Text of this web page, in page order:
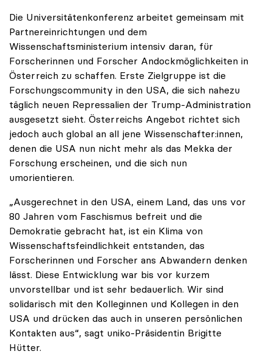
Die Universitätenkonferenz arbeitet gemeinsam mit
Partnereinrichtungen und dem
Wissenschaftsministerium intensiv daran, für
Forscherinnen und Forscher Andockmöglichkeiten in
Österreich zu schaffen. Erste Zielgruppe ist die
Forschungscommunity in den USA, die sich nahezu
täglich neuen Repressalien der Trump-Administration
ausgesetzt sieht. Österreichs Angebot richtet sich
jedoch auch global an all jene Wissenschafter:innen,
denen die USA nun nicht mehr als das Mekka der
Forschung erscheinen, und die sich nun
umorientieren.
„Ausgerechnet in den USA, einem Land, das uns vor
80 Jahren vom Faschismus befreit und die
Demokratie gebracht hat, ist ein Klima von
Wissenschaftsfeindlichkeit entstanden, das
Forscherinnen und Forscher ans Abwandern denken
lässt. Diese Entwicklung war bis vor kurzem
unvorstellbar und ist sehr bedauerlich. Wir sind
solidarisch mit den Kolleginnen und Kollegen in den
USA und drücken das auch in unseren persönlichen
Kontakten aus“, sagt uniko-Präsidentin Brigitte
Hütter.